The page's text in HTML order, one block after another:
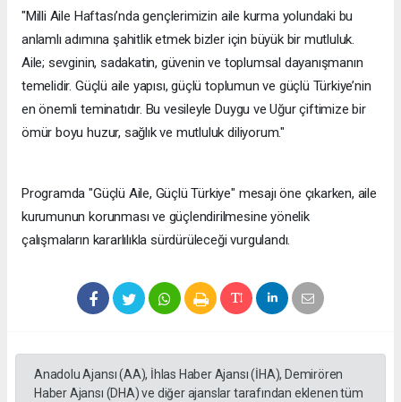
"Milli Aile Haftası’nda gençlerimizin aile kurma yolundaki bu
anlamlı adımına şahitlik etmek bizler için büyük bir mutluluk.
Aile; sevginin, sadakatin, güvenin ve toplumsal dayanışmanın
temelidir. Güçlü aile yapısı, güçlü toplumun ve güçlü Türkiye’nin
en önemli teminatıdır. Bu vesileyle Duygu ve Uğur çiftimize bir
ömür boyu huzur, sağlık ve mutluluk diliyorum."
Programda "Güçlü Aile, Güçlü Türkiye" mesajı öne çıkarken, aile
kurumunun korunması ve güçlendirilmesine yönelik
çalışmaların kararlılıkla sürdürüleceği vurgulandı.
Anadolu Ajansı (AA), İhlas Haber Ajansı (İHA), Demirören
Haber Ajansı (DHA) ve diğer ajanslar tarafından eklenen tüm